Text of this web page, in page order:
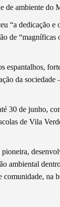
de ambiente do
“a dedicação e
de “magníficas
espantalhos,
da sociedade
30 de junho,
de Vila
ambiental
na